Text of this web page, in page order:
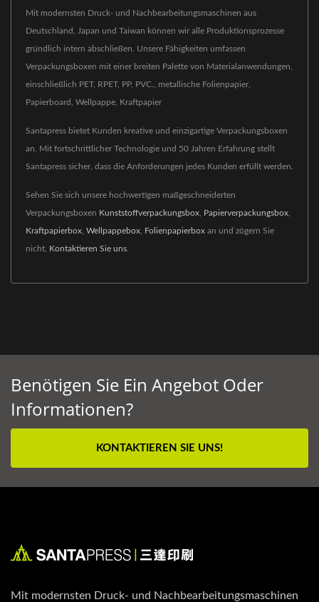
Mit modernsten Druck- und Nachbearbeitungsmaschinen aus
Deutschland, Japan und Taiwan können wir alle Produktionsprozesse
gründlich intern abschließen. Unsere Fähigkeiten umfassen
Verpackungsboxen mit einer breiten Palette von Materialanwendungen,
einschließlich PET, RPET, PP, PVC., metallische Folienpapier,
Papierboard, Wellpappe, Kraftpapier
Santapress bietet Kunden kreative und einzigartige Verpackungsboxen
an. Mit fortschrittlicher Technologie und 50 Jahren Erfahrung stellt
Santapress sicher, dass die Anforderungen jedes Kunden erfüllt werden.
Sehen Sie sich unsere hochwertigen maßgeschneiderten
Verpackungsboxen Kunststoffverpackungsbox Papierverpackungsbox
Kraftpapierbox Wellpappebox Folienpapierbox an und zögern Sie
nicht, Kontaktieren Sie uns
Benötigen Sie Ein Angebot Oder
Informationen?
KONTAKTIEREN SIE UNS!
Mit modernsten Druck- und Nachbearbeitungsmaschinen